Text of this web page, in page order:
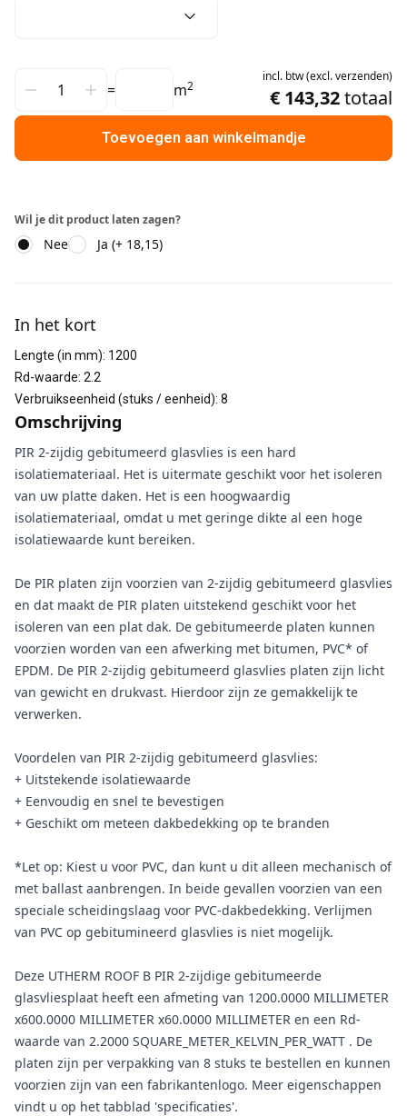
= m2
incl. btw(excl.verzenden)
€ 143,32totaal
Toevoegen aan winkelmandje
Wil je dit product laten zagen?
Nee Ja (+ 18,15)
In het kort
Lengte (in mm): 1200
Rd-waarde: 2.2
Verbruikseenheid (stuks / eenheid): 8
Omschrijving
PIR 2-zijdig gebitumeerd glasvlies is een hard
isolatiemateriaal. Het is uitermate geschikt voor het isoleren
van uw platte daken. Het is een hoogwaardig
isolatiemateriaal, omdat u met geringe dikte al een hoge
isolatiewaarde kunt bereiken.
De PIR platen zijn voorzien van 2-zijdig gebitumeerd glasvlies
en dat maakt de PIR platen uitstekend geschikt voor het
isoleren van een plat dak. De gebitumeerde platen kunnen
voorzien worden van een afwerking met bitumen, PVC* of
EPDM. De PIR 2-zijdig gebitumeerd glasvlies platen zijn licht
van gewicht en drukvast. Hierdoor zijn ze gemakkelijk te
verwerken.
Voordelen van PIR 2-zijdig gebitumeerd glasvlies:
+ Uitstekende isolatiewaarde
+ Eenvoudig en snel te bevestigen
+ Geschikt om meteen dakbedekking op te branden
*Let op: Kiest u voor PVC, dan kunt u dit alleen mechanisch of
met ballast aanbrengen. In beide gevallen voorzien van een
speciale scheidingslaag voor PVC-dakbedekking. Verlijmen
van PVC op gebitumineerd glasvlies is niet mogelijk.
Deze UTHERM ROOF B PIR 2-zijdige gebitumeerde
glasvliesplaat heeft een afmeting van 1200.0000 MILLIMETER
x600.0000 MILLIMETER x60.0000 MILLIMETER en een Rd-
waarde van 2.2000 SQUARE_METER_KELVIN_PER_WATT . De
platen zijn per verpakking van 8 stuks te bestellen en kunnen
voorzien zijn van een fabrikantenlogo. Meer eigenschappen
vindt u op het tabblad 'specificaties'.